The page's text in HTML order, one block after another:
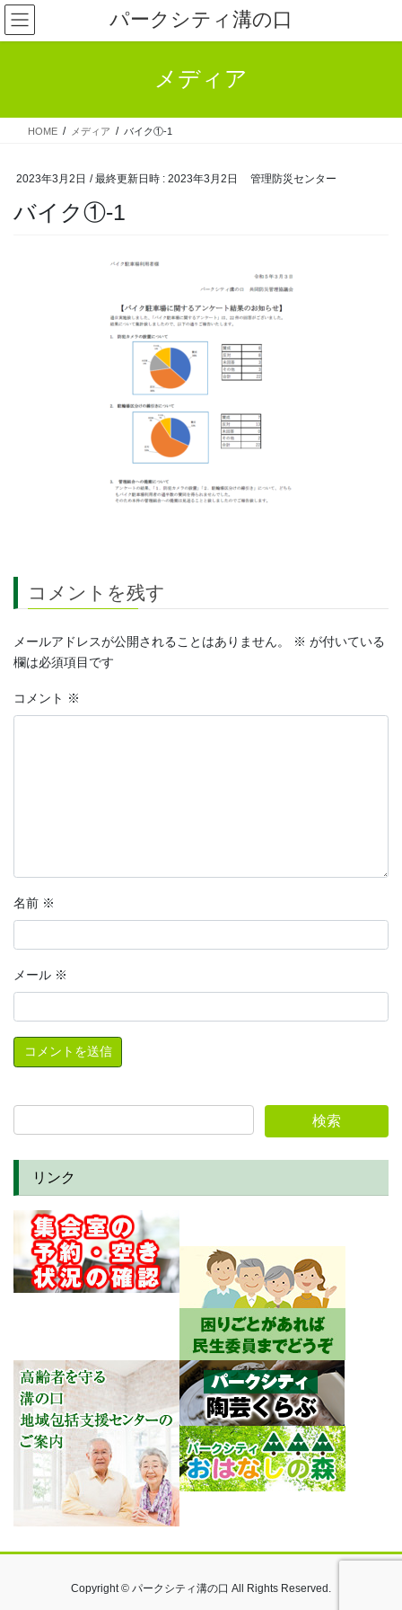
コ
ン
テ
ス
ナ
ビ
ゲ
ン
パークシティ溝の口
メディア
HOME メディア バイク①-1
2023年3月2日 / 最終更新日時 : 2023年3月2日 管理防災センター
バイク①-1
コメントを残す
メールアドレスが公開されることはありません。 ※ が付いている
欄は必須項目です
コメント ※
名前 ※
メール ※
リンク
Copyright © パークシティ溝の口 All Rights Reserved.